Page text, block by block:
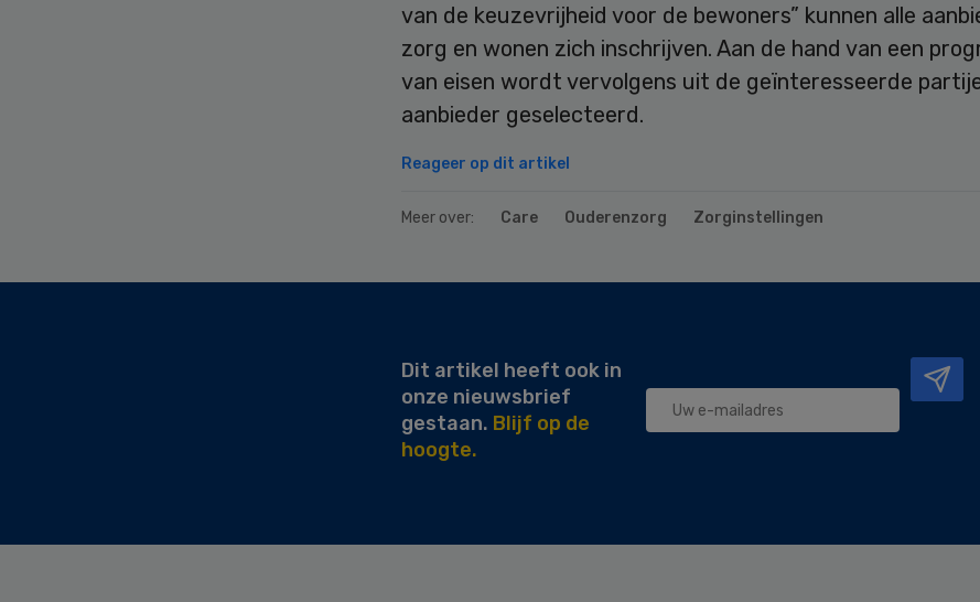
van de keuzevrijheid voor de bewoners” kunnen alle
zorg en wonen zich inschrijven. Aan de hand van een
van eisen wordt vervolgens uit de geïnteresseerde
aanbieder geselecteerd.
Reageer op dit artikel
Meer over: Care Ouderenzorg Zorginstellingen
Dit artikel heeft ook in
onze nieuwsbrief
gestaan. Blijf op de
hoogte.